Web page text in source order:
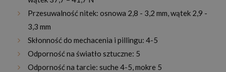
Przesuwalność nitek: osnowa 2,8 - 3,2 mm, wątek 2,9 -
3,3 mm
Skłonność do mechacenia i pillingu: 4-5
Odporność na światło sztuczne: 5
Odporność na tarcie: suche 4-5, mokre 5